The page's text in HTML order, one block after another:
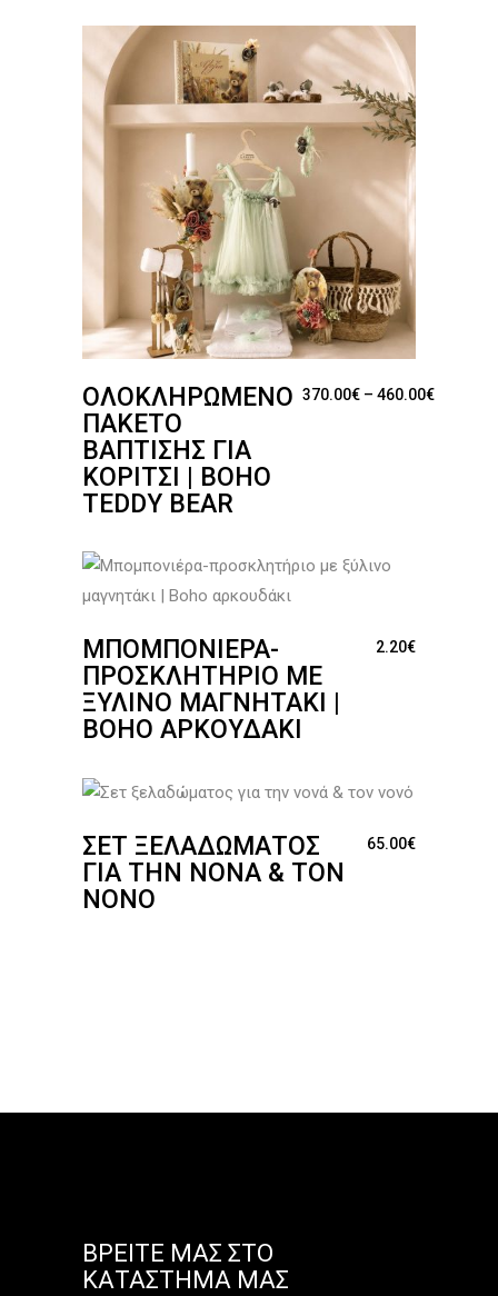
ΟΛΟΚΛΗΡΩΜΈΝΟ
ΠΑΚΈΤΟ
ΒΆΠΤΙΣΗΣ ΓΙΑ
ΚΟΡΊΤΣΙ | BOHO
TEDDY BEAR
370.00€ – 460.00€Price
ΜΠΟΜΠΟΝΙΈΡΑ-
ΠΡΟΣΚΛΗΤΉΡΙΟ ΜΕ
ΞΎΛΙΝΟ ΜΑΓΝΗΤΆΚΙ |
BOHO ΑΡΚΟΥΔΆΚΙ
2.20€
ΣΕΤ ΞΕΛΑΔΏΜΑΤΟΣ
ΓΙΑ ΤΗΝ ΝΟΝΆ & ΤΟΝ
ΝΟΝΌ
65.00€
ΒΡΕΊΤΕ ΜΑΣ ΣΤΟ
ΚΑΤΆΣΤΗΜΑ ΜΑΣ